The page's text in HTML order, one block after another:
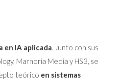
en IA aplicada. Junto con sus
Marnoria Media y HS3, se
teórico en sistemas